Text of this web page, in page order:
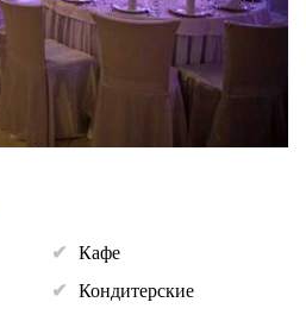
Кафе
Кондитерские